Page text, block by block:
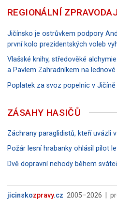
REGIONÁLNÍ
Jičínsko je ostrůvkem podpory
první kolo prezidentských voleb
Vlašské knihy, středověké
a Pavlem Zahradníkem na
Poplatek za svoz popelnic v
ZÁSAHY HASIČŮ
Záchrany paraglidistů, kteří uvázli
Požár lesní hrabanky ohlásil pilot
Dvě dopravní nehody během
jicinskozpravy.cz 2005–2026 |